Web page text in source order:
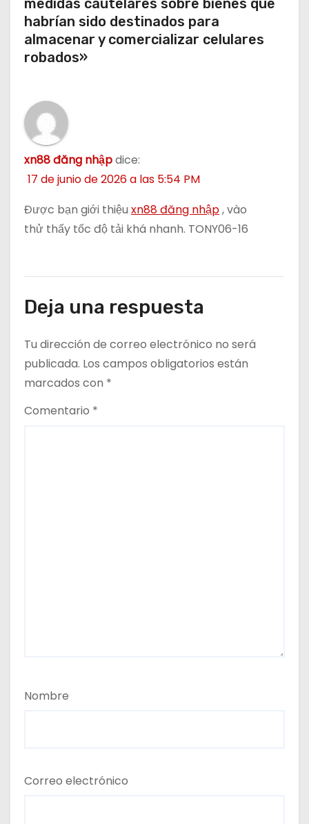
a
d
s
habrían sido destinados para
almacenar y comercializar celulares
robados»
xn88 đăng nhậpdice:
17 de junio de 2026 a las 5:54 PM
Được bạn giới thiệu xn88 đăng nhập, vào
thử thấy tốc độ tải khá nhanh. TONY06-16
Deja una respuesta
Tu dirección de correo electrónico no será
publicada. Los campos obligatorios están
marcados con *
Comentario *
Nombre
Correo electrónico